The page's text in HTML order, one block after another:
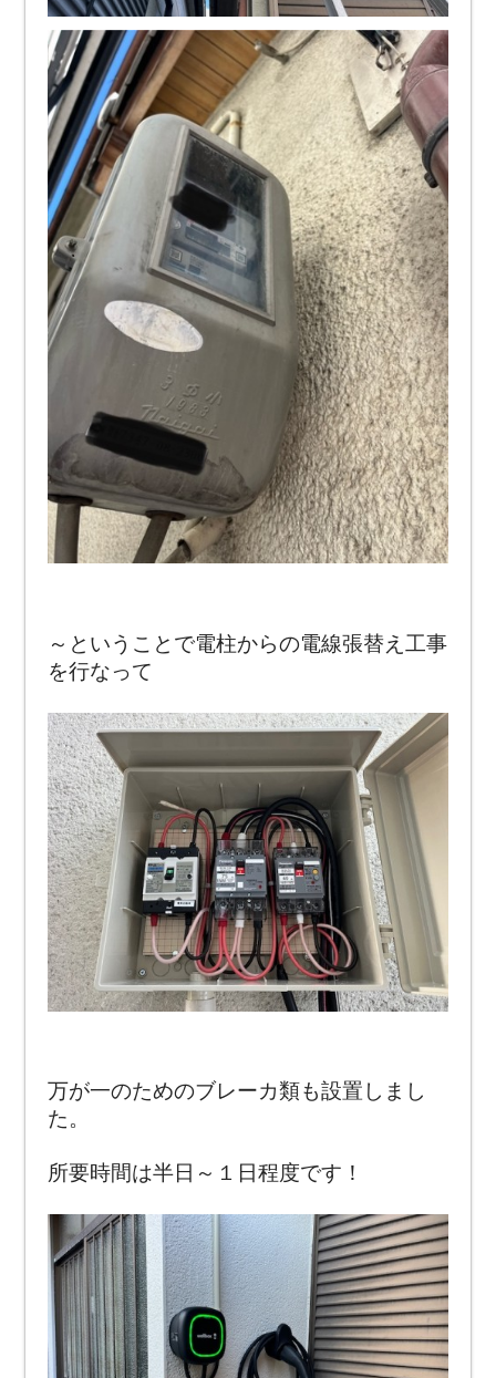
～ということで電柱からの電線張替え工事
を行なって
万が一のためのブレーカ類も設置しまし
た。
所要時間は半日～１日程度です！